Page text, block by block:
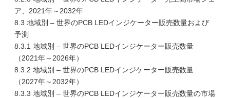
ア、2021年～2032年
8.3 地域別 – 世界のPCB LEDインジケーター販売数量および
予測
8.3.1 地域別 – 世界のPCB LEDインジケーター販売数量
（2021年～2026年）
8.3.2 地域別 – 世界のPCB LEDインジケーター販売数量
（2027年～2032年）
8.3.3 地域別 – 世界のPCB LEDインジケーター販売数量の市場